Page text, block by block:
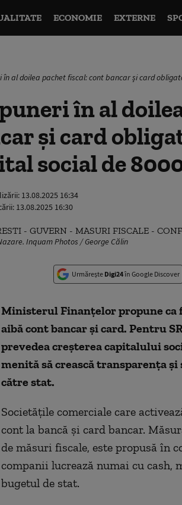
ECONOMIE EXTERNE
în al doilea pachet fiscal: cont bancar și card
în al
și card
social de
13.08.2025 16:34
13.08.2025 16:30
Inquam Photos / George Călin
Urmărește Digi24în Google Discover
Ministerul Finanțelor propune ca
aibă cont bancar și card. Pentru
prevedea creșterea capitalului
menită să crească transparența
către stat.
Societăţile comerciale care
cont la bancă şi card bancar.
de măsuri fiscale, este propusă în
companii lucrează numai cu cash,
bugetul de stat.